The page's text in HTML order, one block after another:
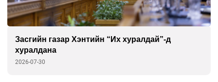
Засгийн газар Хэнтийн “Их хуралдай”-д
хуралдана
2026-07-30